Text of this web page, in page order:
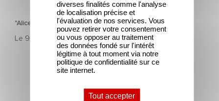
"Alice et Léon font leur cinéma"
Le 9 septembre 2025
diverses finalités comme l'analyse
de localisation précise et
l'évaluation de nos services. Vous
pouvez retirer votre consentement
ou vous opposer au traitement
des données fondé sur l'intérêt
légitime à tout moment via notre
politique de confidentialité sur ce
site internet.
Tout accepter